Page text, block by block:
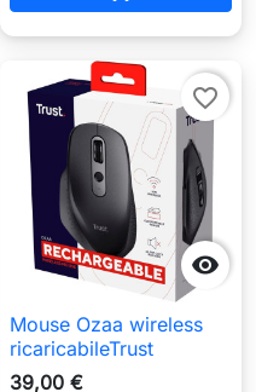

favorite_border
Mouse Ozaa wireless
ricaricabileTrust
39,00 €